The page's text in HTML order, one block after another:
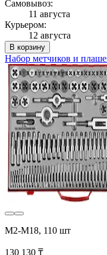
Самовывоз:
11 августа
Курьером:
12 августа
В корзину
Набор метчиков и
М2-М18, 110 шт
130 130 ₸